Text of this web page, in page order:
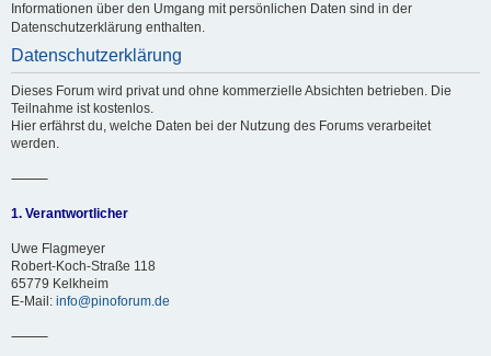
Informationen über den Umgang mit persönlichen Daten sind in der
Datenschutzerklärung enthalten.
Datenschutzerklärung
Dieses Forum wird privat und ohne kommerzielle Absichten betrieben. Die
Teilnahme ist kostenlos.
Hier erfährst du, welche Daten bei der Nutzung des Forums verarbeitet
werden.
⸻
1. Verantwortlicher
Uwe Flagmeyer
Robert-Koch-Straße 118
65779 Kelkheim
E-Mail: info@pinoforum.de
⸻